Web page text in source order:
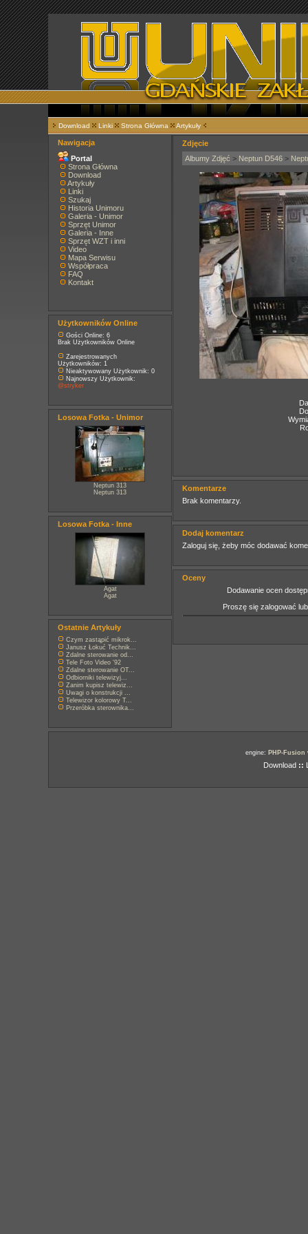
Download Linki Strona Główna Artykuły
Nawigacja
Portal
Strona Główna
Download
Artykuły
Linki
Szukaj
Historia Unimoru
Galeria - Unimor
Sprzęt Unimor
Galeria - Inne
Sprzęt WZT i inni
Video
Mapa Serwisu
Współpraca
FAQ
Kontakt
Użytkowników Online
Gości Online: 6
Brak Użytkowników Online
Zarejestrowanych
Użytkowników: 1
Nieaktywowany Użytkownik: 0
Najnowszy Użytkownik:
@stryker
Losowa Fotka - Unimor
Neptun 313
Neptun 313
Losowa Fotka - Inne
Agat
Agat
Ostatnie Artykuły
Czym zastąpić mikrok...
Janusz Łokuć Technik...
Zdalne sterowanie od...
Tele Foto Video '92
Zdalne sterowanie OT...
Odbiorniki telewizyj...
Zanim kupisz telewiz...
Uwagi o konstrukcji ...
Telewizor kolorowy T...
Przeróbka sterownika...
Zdjęcie
Albumy Zdjęć > Neptun D546 >
Komentarze
Brak komentarzy.
Dodaj komentarz
Zaloguj się, żeby móc dodawać
Oceny
Dodawanie ocen
Proszę się zalogować
engine: PHP-Fusion
Download ::